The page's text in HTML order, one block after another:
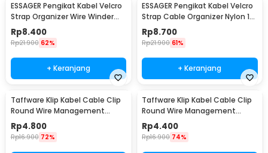
ESSAGER Pengikat Kabel Velcro
Strap Organizer Wire Winder
Tearable 1M - EXD-LX01
Rp8.400
Rp21.900 62%
+ Keranjang
ESSAGER Pengikat Kabel Velcro
Strap Cable Organizer Nylon 10
PCS - EXD-KBB01
Rp8.700
Rp21.900 61%
+ Keranjang
Taffware Klip Kabel Cable Clip
Round Wire Management
Electrical 100PCS 6mm - YQ801
Rp4.800
Rp16.900 72%
Taffware Klip Kabel Cable Clip
Round Wire Management
Electrical 100PCS 7mm - YQ801
Rp4.400
Rp16.900 74%